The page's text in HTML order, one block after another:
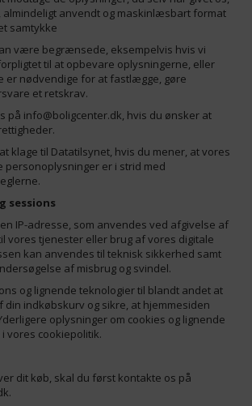
almindeligt anvendt og maskinlæsbart format
samtykke
være begrænsede, eksempelvis hvis vi
til at opbevare oplysningerne, eller
er nødvendige for at fastlægge, gøre
et retskrav.
på info@boligcenter.dk, hvis du ønsker at
klage til Datatilsynet, hvis du mener, at vores
personoplysninger er i strid med
sessions
IP-adresse, som anvendes ved afgivelse af
vores tjenester eller brug af vores digitale
kan anvendes til teknisk sikkerhed samt
af misbrug og svindel.
og lignende teknologier til blandt andet at
din indkøbskurv og sikre, at hjemmesiden
oplysninger om cookies og lignende
vores cookiepolitik.
dit køb, skal du først kontakte os på
.